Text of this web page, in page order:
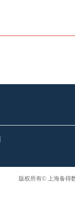
版权所有© 上海备得